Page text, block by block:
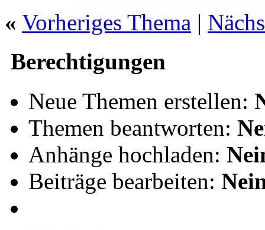
« Vorheriges Thema |
Berechtigungen
Neue Themen erstellen:
Themen beantworten:
Anhänge hochladen:
Beiträge bearbeiten: